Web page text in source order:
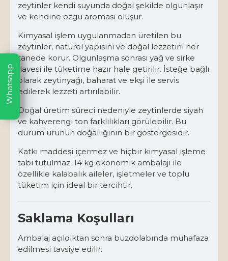
zeytinler kendi suyunda doğal şekilde olgunlaşır
ve kendine özgü aroması oluşur.
Kimyasal işlem uygulanmadan üretilen bu
zeytinler, natürel yapısını ve doğal lezzetini her
tanede korur. Olgunlaşma sonrası yağ ve sirke
ilavesi ile tüketime hazır hale getirilir. İsteğe bağlı
olarak zeytinyağı, baharat ve ekşi ile servis
edilerek lezzeti artırılabilir.
Doğal üretim süreci nedeniyle zeytinlerde siyah
ve kahverengi ton farklılıkları görülebilir. Bu
durum ürünün doğallığının bir göstergesidir.
Katkı maddesi içermez ve hiçbir kimyasal işleme
tabi tutulmaz. 14 kg ekonomik ambalajı ile
özellikle kalabalık aileler, işletmeler ve toplu
tüketim için ideal bir tercihtir.
Saklama Koşulları
Ambalaj açıldıktan sonra buzdolabında muhafaza
edilmesi tavsiye edilir.
Whatsapp